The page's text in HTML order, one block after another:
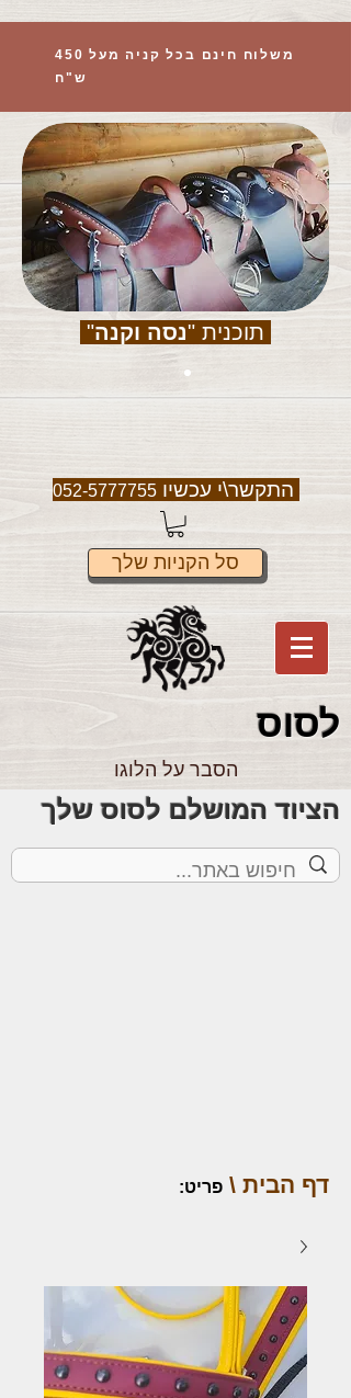
משלוח חינם בכל קניה מעל 450
ש"ח
תוכנית "נסה וקנה"
התקשר\י עכשיו052-5777755
סל הקניות שלך
לסוס
הסבר על הלוגו
הציוד המושלם לסוס שלך
דף הבית \ פריט: